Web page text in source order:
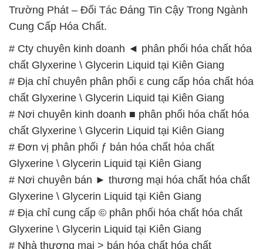
Trường Phát – Đối Tác Đáng Tin Cậy Trong Ngành
Cung Cấp Hóa Chất.
# Cty chuyên kinh doanh ◄ phân phối hóa chất hóa
chất Glyxerine \ Glycerin Liquid tại Kiên Giang
# Địa chỉ chuyên phân phối ε cung cấp hóa chất hóa
chất Glyxerine \ Glycerin Liquid tại Kiên Giang
# Nơi chuyên kinh doanh ■ phân phối hóa chất hóa
chất Glyxerine \ Glycerin Liquid tại Kiên Giang
# Đơn vị phân phối ƒ bán hóa chất hóa chất
Glyxerine \ Glycerin Liquid tại Kiên Giang
# Nơi chuyên bán ► thương mại hóa chất hóa chất
Glyxerine \ Glycerin Liquid tại Kiên Giang
# Địa chỉ cung cấp © phân phối hóa chất hóa chất
Glyxerine \ Glycerin Liquid tại Kiên Giang
# Nhà thương mại > bán hóa chất hóa chất